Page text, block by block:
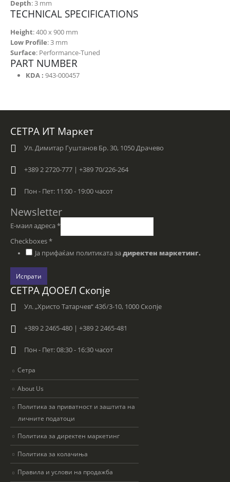
Depth: 3 mm
TECHNICAL SPECIFICATIONS
Height: 400 x 900 mm
Low Profile: 3 mm
Surface: Performance-Tuned
PART NUMBER
KDA : 943-000457
СЕТРА ИТ Маркет
Ул. Димитар Гуштанов Бр. 30, 1050 Драчево
+389 2 2720-777 | +389 70/226-264
Пон - Пет: 11:00 - 19:00 часот
Newsletter
Е-маил адреса *
Checkboxes*
Ја прифаќам политиката за директен маркетинг.
Испрати
СЕТРА ДООЕЛ Скопје
Ул. „Христо Татарчев“ 43б/3-10, 1000 Скопје
+389 2 2465-480 | +389 2 2465-481
Пон - Пет: 08:30 - 16:30 часот
Сетра
About Us
Политика за приватност и заштита на
личните податоци
Политика за директен маркетинг
Политика за колачиња
Правила и услови на продажба